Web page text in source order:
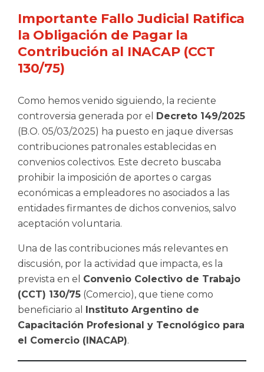
Importante Fallo Judicial Ratifica
la Obligación de Pagar la
Contribución al INACAP (CCT
130/75)
Como hemos venido siguiendo, la reciente
controversia generada por el
Decreto 149/2025
(B.O. 05/03/2025) ha puesto en jaque diversas
contribuciones patronales establecidas en
convenios colectivos. Este decreto buscaba
prohibir la imposición de aportes o cargas
económicas a empleadores no asociados a las
entidades firmantes de dichos convenios, salvo
aceptación voluntaria.
Una de las contribuciones más relevantes en
discusión, por la actividad que impacta, es la
prevista en el Convenio Colectivo de Trabajo
(CCT) 130/75 (Comercio), que tiene como
beneficiario al
Instituto Argentino de
Capacitación Profesional y Tecnológico para
el Comercio (INACAP).